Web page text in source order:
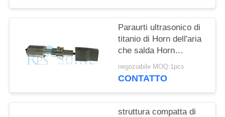
Paraurti ultrasonico di
titanio di Horn dell'aria
che salda Horn
tagliente ultrasonico
negoziabile MOQ:1pcs
CONTATTO
struttura compatta di